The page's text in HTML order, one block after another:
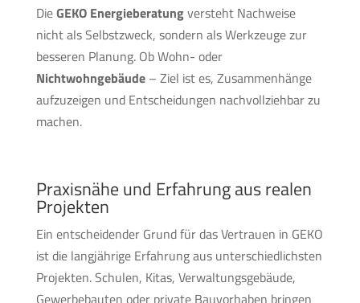
DieGEKO Energieberatungversteht Nachweise
nicht als Selbstzweck, sondern als Werkzeuge zur
besseren Planung. Ob Wohn- oder
Nichtwohngebäude– Ziel ist es, Zusammenhänge
aufzuzeigen und Entscheidungen nachvollziehbar zu
machen.
Praxisnähe und Erfahrung aus realen
Projekten
Ein entscheidender Grund für das Vertrauen in GEKO
ist die langjährige Erfahrung aus unterschiedlichsten
Projekten. Schulen, Kitas, Verwaltungsgebäude,